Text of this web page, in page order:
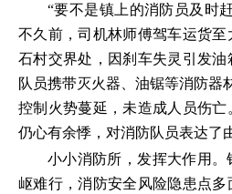
“要不是镇上的消防员及时
不久前，司机林师傅驾车运货至
石村交界处，因刹车失灵引发
队员携带灭火器、油锯等消防器
控制火势蔓延，未造成人员伤
仍心有余悸，对消防队员表达了
小小消防所，发挥大作用。
岖难行，消防安全风险隐患点